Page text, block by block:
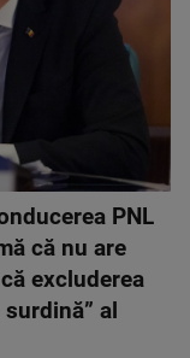
PNL
că nu are
excluderea
al